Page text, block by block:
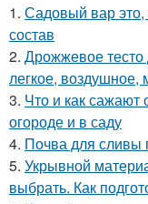
1. Садовый вар это,
состав
2. Дрожжевое тесто
легкое, воздушное,
3. Что и как
огороде и в саду
4. Почва для сливы
5. Укрывной
выбрать. Как